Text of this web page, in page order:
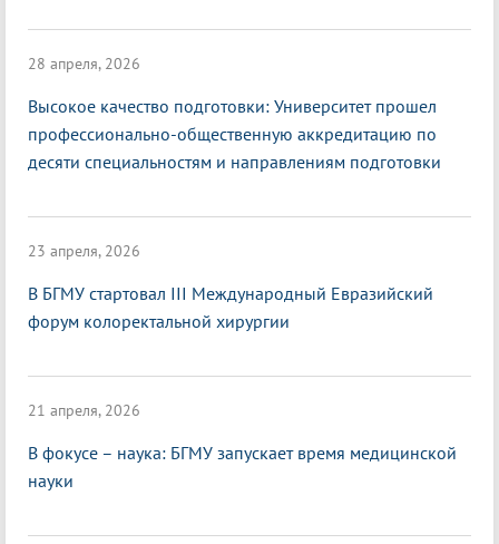
28 апреля, 2026
Высокое качество подготовки: Университет прошел
профессионально-общественную аккредитацию по
десяти специальностям и направлениям подготовки
23 апреля, 2026
В БГМУ стартовал III Международный Евразийский
форум колоректальной хирургии
21 апреля, 2026
В фокусе – наука: БГМУ запускает время медицинской
науки